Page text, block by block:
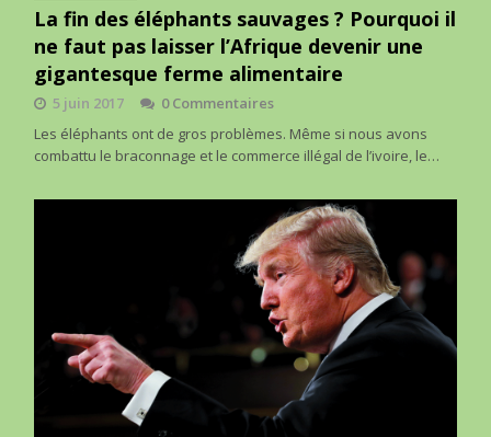
La fin des éléphants sauvages ? Pourquoi il
ne faut pas laisser l’Afrique devenir une
gigantesque ferme alimentaire
5 juin 2017
0 Commentaires
Les éléphants ont de gros problèmes. Même si nous avons
combattu le braconnage et le commerce illégal de l’ivoire, le…